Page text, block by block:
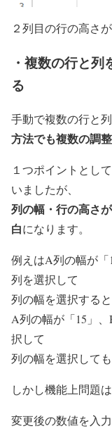
２列目の行の高さ
・複数の行と
る
手動で複数の行と
方法でも複数の調
１つポイントとし
いましたが、
列の幅・行の高さ
白になります。
例えはA列の幅が
列を選択して
列の幅を選択する
A列の幅が「15」
択して
列の幅を選択して
しかし機能上問題は
変更後の数値を入